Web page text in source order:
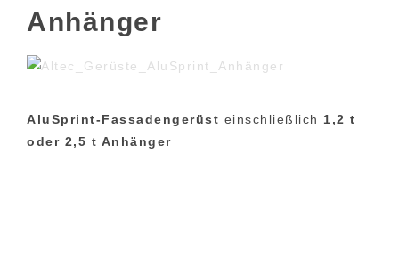
Anhänger
AluSprint-Fassadengerüst einschließlich 1,2 t
oder 2,5 t Anhänger